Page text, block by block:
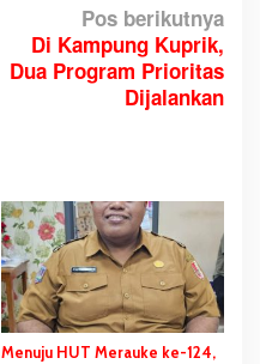
Pos berikutnya
Di Kampung Kuprik,
Dua Program Prioritas
Dijalankan
Menuju HUT Merauke ke-124,